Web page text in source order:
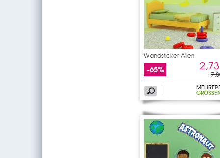
Wandsticker Alien
-65%
GRÖSSEN